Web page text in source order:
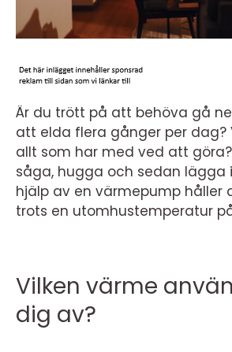
Är du trött på att behöva gå
att elda flera gånger per dag?
allt som har med ved att
såga, hugga och sedan lägga
hjälp av en värmepump håller
trots en utomhustemperatur
Vilken värme
dig av?